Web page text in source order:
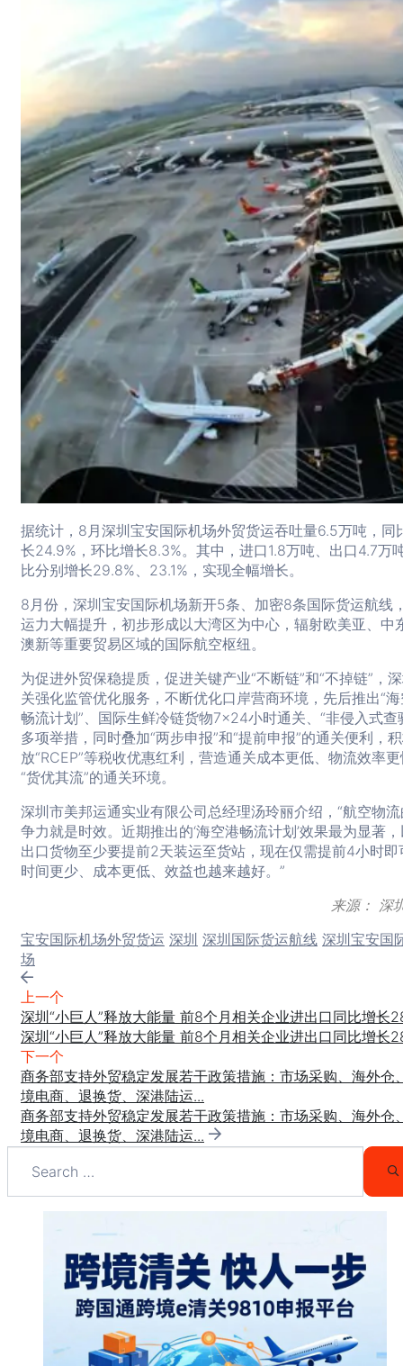
据统计，8月深圳宝安国际机场外贸货运吞吐量6.5万吨，同
长24.9%，环比增长8.3%。其中，进口1.8万吨、出口4.7万
比分别增长29.8%、23.1%，实现全幅增长。
8月份，深圳宝安国际机场新开5条、加密8条国际货运航线
运力大幅提升，初步形成以大湾区为中心，辐射欧美亚、中
澳新等重要贸易区域的国际航空枢纽。
为促进外贸保稳提质，促进关键产业“不断链”和“不掉链”，
关强化监管优化服务，不断优化口岸营商环境，先后推出“
畅流计划”、国际生鲜冷链货物7×24小时通关、“非侵入式查
多项举措，同时叠加“两步申报”和“提前申报”的通关便利，
放“RCEP”等税收优惠红利，营造通关成本更低、物流效率
“货优其流”的通关环境。
深圳市美邦运通实业有限公司总经理汤玲丽介绍，“航空物
争力就是时效。近期推出的‘海空港畅流计划’效果最为显著
出口货物至少要提前2天装运至货站，现在仅需提前4小时即
时间更少、成本更低、效益也越来越好。”
来源： 深
Tags:
宝安国际机场外贸货运 深圳 深圳国际货运航线 深圳宝安国
场
上一个
深圳“小巨人”释放大能量 前8个月相关企业进出口同比增长
深圳“小巨人”释放大能量 前8个月相关企业进出口同比增长
下一个
商务部支持外贸稳定发展若干政策措施：市场采购、海外仓
境电商、退换货、深港陆运...
商务部支持外贸稳定发展若干政策措施：市场采购、海外仓
境电商、退换货、深港陆运...